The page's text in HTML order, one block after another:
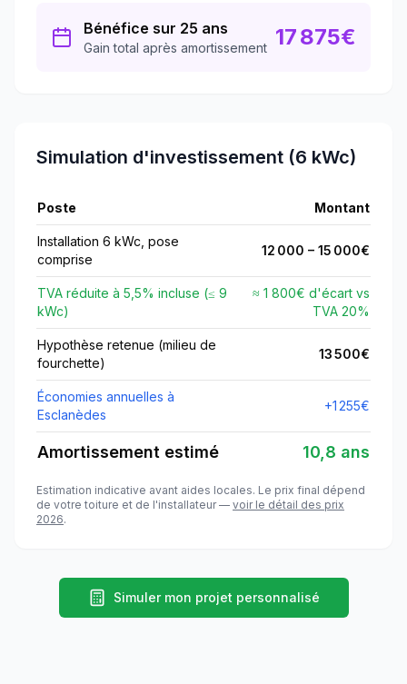
Bénéfice sur 25 ans
Gain total après amortissement 17 875€
Simulation d'investissement (6 kWc)
Poste Montant
Installation 6 kWc, pose
comprise
12 000 – 15 000€
TVA réduite à 5,5% incluse (≤ 9
kWc)
≈ 1 800€ d'écart vs
TVA 20%
Hypothèse retenue (milieu de
fourchette)
13 500€
Économies annuelles à
Esclanèdes
+1 255€
Amortissement estimé 10,8 ans
Estimation indicative avant aides locales. Le prix final dépend
de votre toiture et de l'installateur — voir le détail des prix
2026.
Simuler mon projet personnalisé